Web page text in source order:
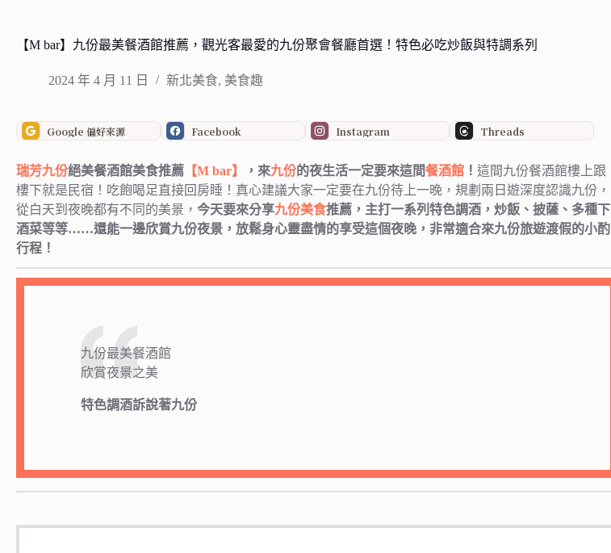
【M bar】九份最美餐酒館推薦，觀光客最愛的九份聚會餐廳首選！特色必吃炒飯與特調系列
2024 年 4 月 11 日 新北美食, 美食趣
Google 偏好來源 Facebook Instagram Threads
瑞芳九份絕美餐酒館美食推薦 【M bar】 ，來九份的夜生活一定要來這間餐酒館 ！ 這間九份餐酒館樓上跟
樓下就是民宿！吃飽喝足直接回房睡！真心建議大家一定要在九份待上一晚，規劃兩日遊深度認識九份，
從白天到夜晚都有不同的美景， 今天要來分享九份美食推薦，主打一系列特色調酒，炒飯、披薩、多種下
酒菜等等……還能一邊欣賞九份夜景，放鬆身心靈盡情的享受這個夜晚，非常適合來九份旅遊渡假的小酌
行程！
九份最美餐酒館
欣賞夜景之美
特色調酒訴說著九份